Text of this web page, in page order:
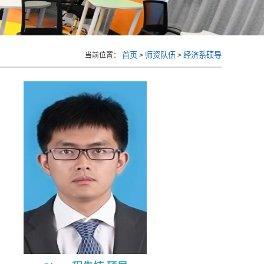
当前位置： 首页 > 师资队伍 > 经济系硕导